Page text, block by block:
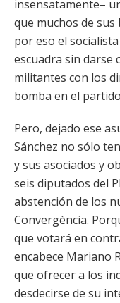
insensatamente–
que muchos de
por eso el
escuadra sin darse
militantes con los
bomba en el
Pero, dejado ese
Sánchez no sólo
y sus asociados y
seis diputados del
abstención de los
Convergència.
que votará en
encabece Mariano
que ofrecer a los
desdecirse de su